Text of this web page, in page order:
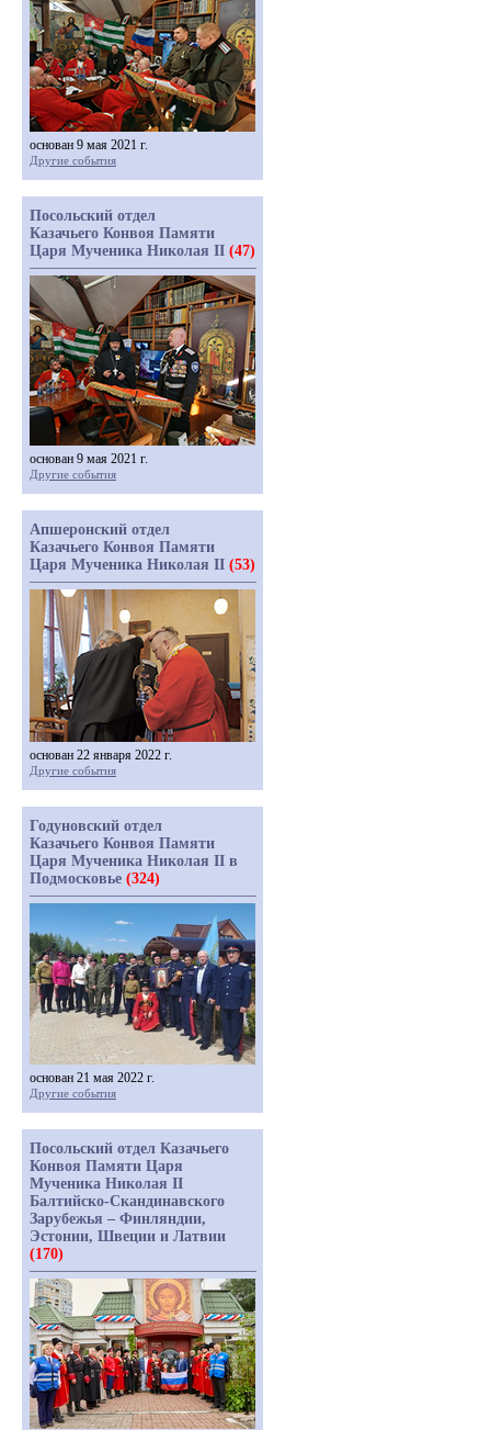
основан 9 мая 2021 г.
Другие события
Посольский отдел
Казачьего Конвоя Памяти
Царя Мученика Николая II (47)
основан 9 мая 2021 г.
Другие события
Апшеронский отдел
Казачьего Конвоя Памяти
Царя Мученика Николая II (53)
основан 22 января 2022 г.
Другие события
Годуновский отдел
Казачьего Конвоя Памяти
Царя Мученика Николая II в
Подмосковье (324)
основан 21 мая 2022 г.
Другие события
Посольский отдел Казачьего
Конвоя Памяти Царя
Мученика Николая II
Балтийско-Скандинавского
Зарубежья – Финляндии,
Эстонии, Швеции и Латвии
(170)